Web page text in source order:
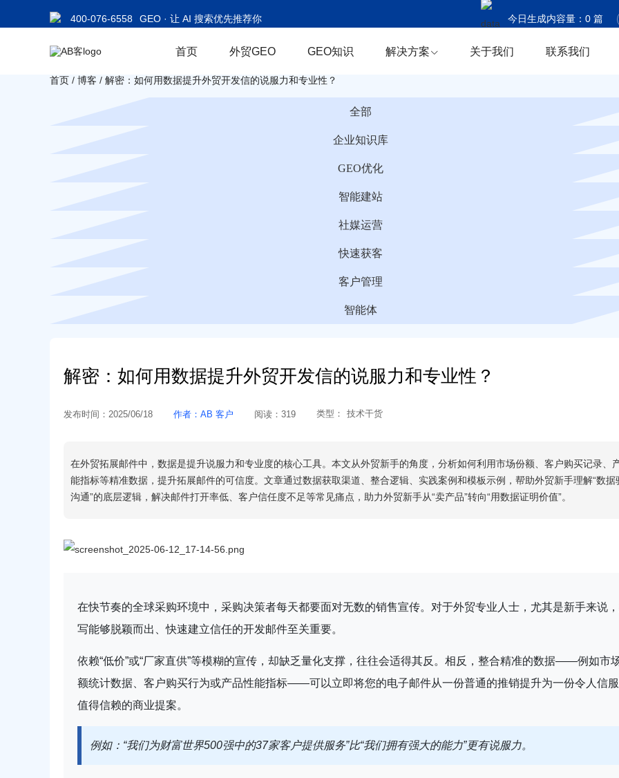
400-076-6558 GEO · 让 AI 搜索优先推荐你 今日生成内容量： 0篇
今日商机捕获： 0条
首页 外贸GEO GEO知识 解决方案 关于我们 联系我们
首页 / 博客 / 解密：如何用数据提升外贸开发信的说服力和专业性？
全部
企业知识库
GEO优化
智能建站
社媒运营
快速获客
客户管理
智能体
解密：如何用数据提升外贸开发信的说服力和专业性？
发布时间： 2025/06/18 作者： AB 客户 阅读： 319 类型： 技术干货
在外贸拓展邮件中，数据是提升说服力和专业度的核心工具。本文从外贸新手的角度，分析如何利用市场份额、客户购买记录、
能指标等精准数据，提升拓展邮件的可信度。文章通过数据获取渠道、整合逻辑、实践案例和模板示例，帮助外贸新手理解“数据
沟通”的底层逻辑，解决邮件打开率低、客户信任度不足等常见痛点，助力外贸新手从“卖产品”转向“用数据证明价值”。
在快节奏的全球采购环境中，采购决策者每天都要面对无数的销售宣传。对于外贸专业人士，尤其是新手来说
写能够脱颖而出、快速建立信任的开发邮件至关重要。
依赖“低价”或“厂家直供”等模糊的宣传，却缺乏量化支撑，往往会适得其反。相反，整合精准的数据——例如市
额统计数据、客户购买行为或产品性能指标——可以立即将您的电子邮件从一份普通的推销提升为一份令人信服
值得信赖的商业提案。
例如：“我们为财富世界500强中的37家客户提供服务”比“我们拥有强大的能力”更有说服力。